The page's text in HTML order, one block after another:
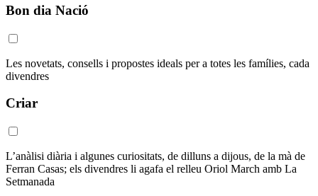
Bon dia Nació
Les novetats, consells i propostes ideals per a totes les famílies, cada
divendres
Criar
L’anàlisi diària i algunes curiositats, de dilluns a dijous, de la mà de
Ferran Casas; els divendres li agafa el relleu Oriol March amb La
Setmanada